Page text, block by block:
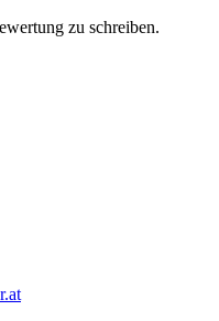
zu schreiben.